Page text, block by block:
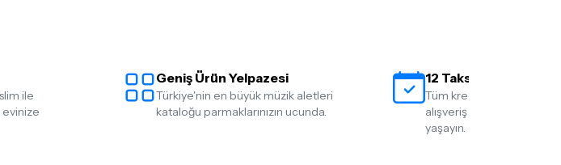
ile
evinize
Geniş Ürün Yelpazesi
Türkiye'nin en büyük müzik aletleri
kataloğu parmaklarınızın ucunda.
12 Taksit İmkanı
Tüm kredi kartlarına 12
alışveriş yapmanın
yaşayın.